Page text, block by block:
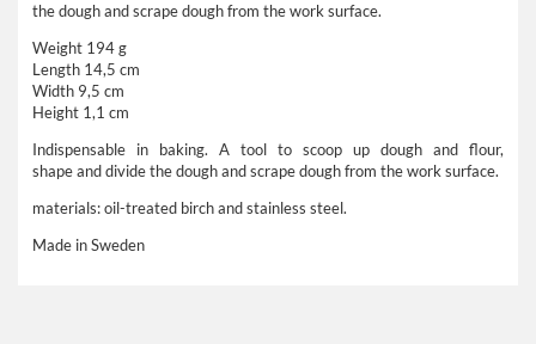
the doughandscrapedoughfrom the work surface.
Weight 194 g
Length 14,5 cm
Width 9,5 cm
Height 1,1 cm
Indispensable
in baking. A tool to scoop up dough and flour,
shapeanddivide the doughandscrapedoughfrom the work surface.
materials: oil-treated birch and stainless steel.
Made in Sweden